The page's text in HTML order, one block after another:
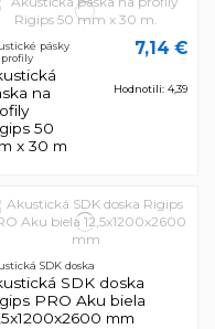
pásky
na
50
x 30 m
7,14 €
Hodnotili: 4,39
SDK doska
SDK doska
PRO Aku biela
mm